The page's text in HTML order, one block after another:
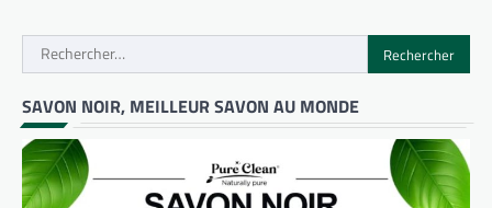
articles
Rechercher :
SAVON NOIR, MEILLEUR SAVON AU MONDE